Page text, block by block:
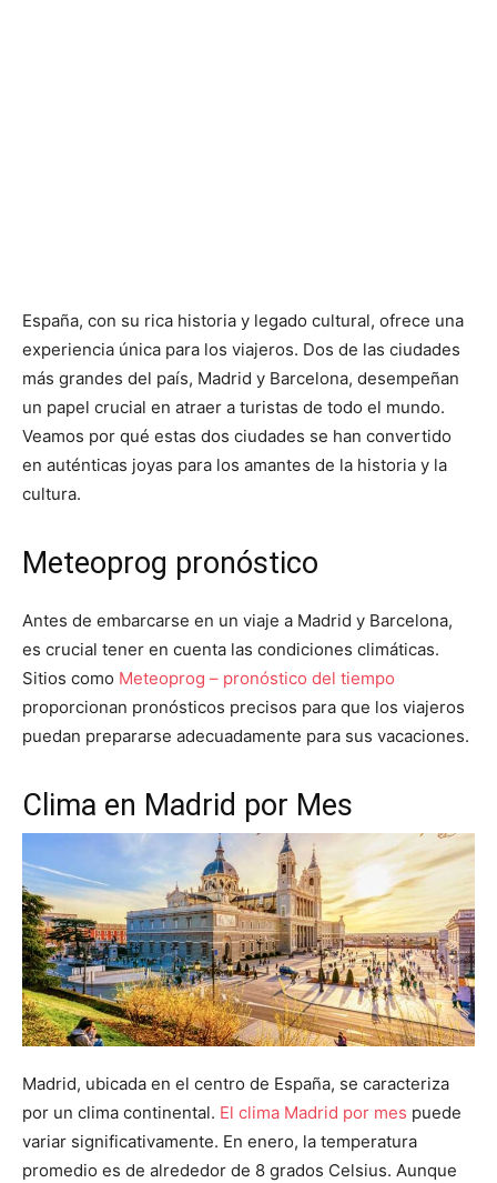
España, con su rica historia y legado cultural, ofrece una
experiencia única para los viajeros. Dos de las ciudades
más grandes del país, Madrid y Barcelona, desempeñan
un papel crucial en atraer a turistas de todo el mundo.
Veamos por qué estas dos ciudades se han convertido
en auténticas joyas para los amantes de la historia y la
cultura.
Meteoprog pronóstico
Antes de embarcarse en un viaje a Madrid y Barcelona,
es crucial tener en cuenta las condiciones climáticas.
Sitios como Meteoprog – pronóstico del tiempo
proporcionan pronósticos precisos para que los viajeros
puedan prepararse adecuadamente para sus vacaciones.
Clima en Madrid por Mes
Madrid, ubicada en el centro de España, se caracteriza
por un clima continental. El clima Madrid por mes puede
variar significativamente. En enero, la temperatura
promedio es de alrededor de 8 grados Celsius. Aunque